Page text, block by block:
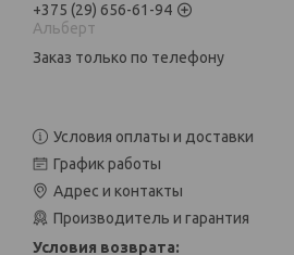
+375 (29) 656-61-94
Альберт
Заказ только по телефону
Условия оплаты и доставки
График работы
Адрес и контакты
Производитель и гарантия